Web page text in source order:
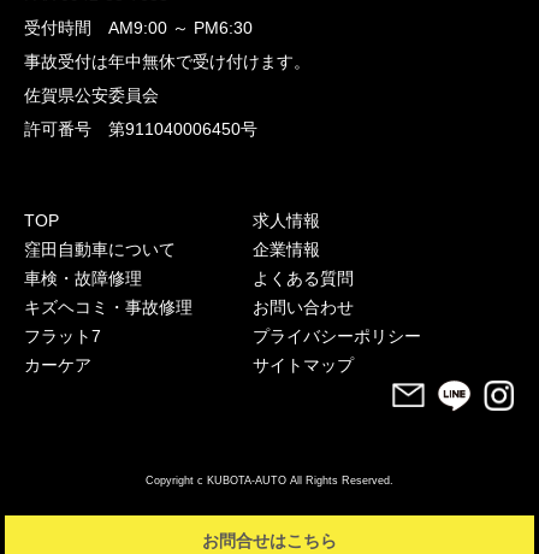
受付時間 AM9:00 ～ PM6:30
事故受付は年中無休で受け付けます。
佐賀県公安委員会
許可番号 第911040006450号
TOP
窪田自動車について
車検・故障修理
キズヘコミ・事故修理
フラット7
カーケア
求人情報
企業情報
よくある質問
お問い合わせ
プライバシーポリシー
サイトマップ
Copyright c KUBOTA-AUTO All Rights Reserved.
お問合せはこちら